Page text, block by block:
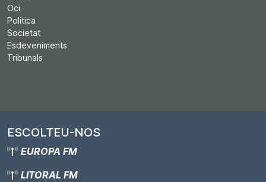
Oci
Política
Societat
Esdeveniments
Tribunals
ESCOLTEU-NOS
EUROPA FM
LITORAL FM